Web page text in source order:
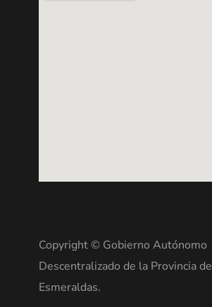
Copyright © Gobierno Autónomo
Descentralizado de la Provincia de
Esmeraldas.